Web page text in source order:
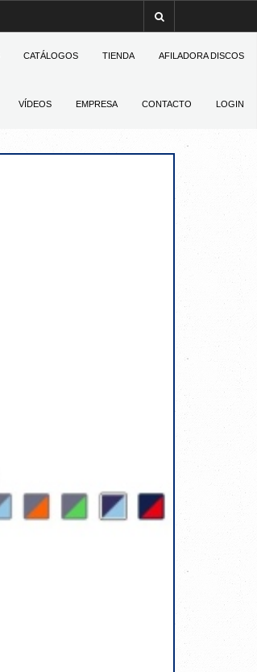
CATÁLOGOS TIENDA AFILADORA DISCOS
VÍDEOS EMPRESA CONTACTO LOGIN